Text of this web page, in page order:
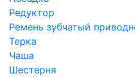
Редуктор
Ремень зубчатый
Терка
Чаша
Шестерня